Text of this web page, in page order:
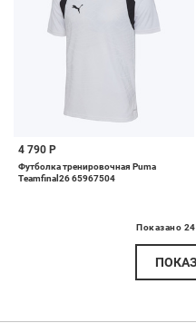
4 790 Р
Футболка тренировочная Puma
Teamfinal26 65967504
Показано 24